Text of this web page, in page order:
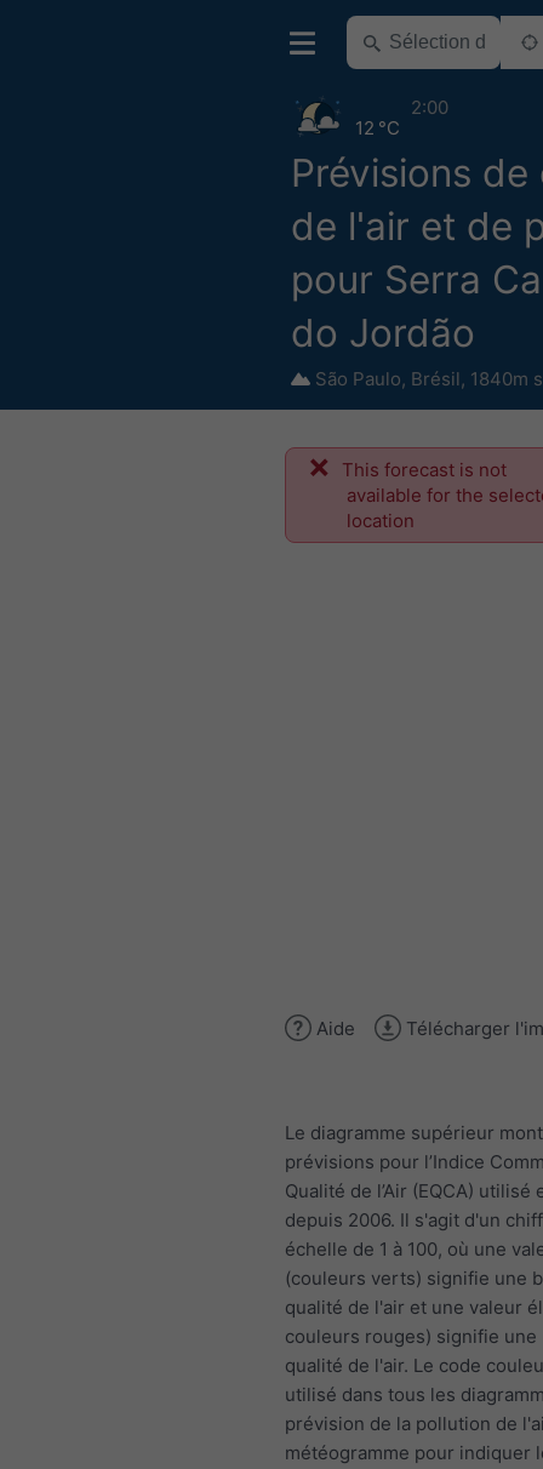
Prévisions de
de l'air et de
pour Serra
do Jordão
São Paulo, Brésil, 1840m
12 °C
2:00
This forecast is not
available for the
location
Aide Télécharger
Le diagramme supérieur
prévisions pour l’Indice
Qualité de l’Air (EQCA) utilisé
depuis 2006. Il s'agit d'un
échelle de 1 à 100, où une
(couleurs verts) signifie une
qualité de l'air et une valeur
couleurs rouges) signifie une
qualité de l'air. Le code
utilisé dans tous les
prévision de la pollution de
météogramme pour indiquer